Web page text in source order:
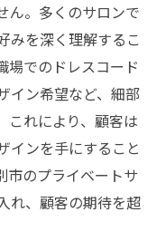
ん。多くのサロンで
みを深く理解するこ
場でのドレスコード
イン希望など、細部
これにより、顧客は
インを手にすること
市のプライベートサ
れ、顧客の期待を超